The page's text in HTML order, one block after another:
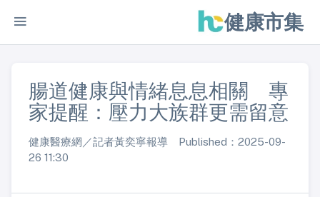
健康市集
腸道健康與情緒息息相關 專
家提醒：壓力大族群更需留意
健康醫療網／記者黃奕寧報導 Published：2025-09-
26 11:30